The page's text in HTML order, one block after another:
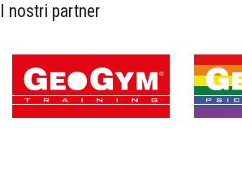
I nostri partner